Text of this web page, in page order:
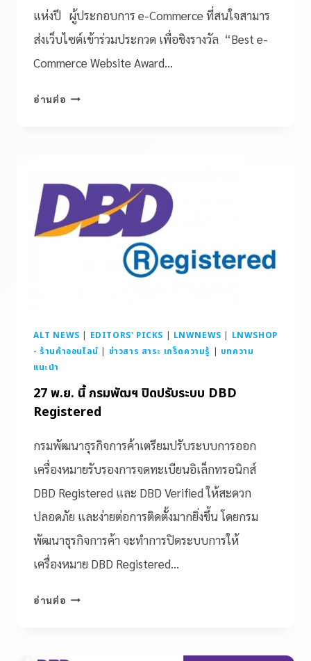
แห่งปี ผู้ประกอบการ e-Commerce ที่สนใจสามาร
ส่งเว็บไซต์เข้าร่วมประกวด เพื่อชิงรางวัล “Best e-
Commerce Website Award…
อ่านต่อ
ALT NEWS | EDITORS' PICKS | LNWNEWS | LNWSHOP
- ร้านค้าออนไลน์ | ข่าวสาร สาระ เกร็ดความรู้ | บทความ
แนะนำ
27 พ.ย. นี้ กรมพัฒฯ ปิดปรับระบบ DBD
Registered
กรมพัฒนาธุรกิจการค้าเตรียมปรับระบบการออก
เครื่องหมายรับรองการจดทะเบียนอิเล็กทรอนิกส์
DBD Registered และ DBD Verified ให้สะดวก
ปลอดภัย และง่ายต่อการติดตั้งมากยิ่งขึ้น โดยกรม
พัฒนาธุรกิจการค้า จะทำการปิดระบบการให้
เครื่องหมาย DBD Registered…
อ่านต่อ